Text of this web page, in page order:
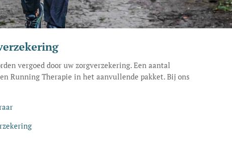
vergoed door uw zorgverzekering. Een aantal
Running Therapie in het aanvullende pakket. Bij ons